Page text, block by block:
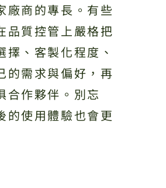
廠商的專長。有些
品質控管上嚴格把
、客製化程度、
的需求與偏好，再
合作夥伴。別忘
的使用體驗也會更